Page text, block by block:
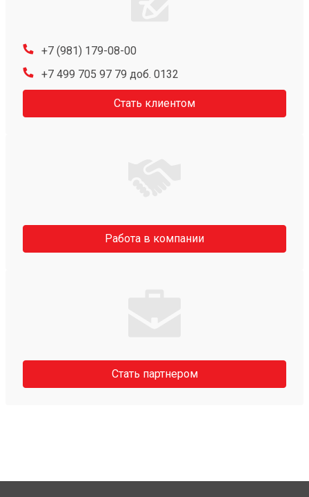
+7 (981) 179-08-00
+7 499 705 97 79 доб. 0132
Стать клиентом
Работа в компании
Стать партнером